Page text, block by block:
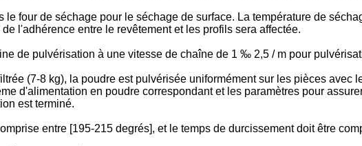
four de séchage pour le séchage de surface. La température de
l'adhérence entre le revêtement et les profils sera affectée.
de pulvérisation à une vitesse de chaîne de 1 ‰ 2,5 / m pour
(7-8 kg), la poudre est pulvérisée uniformément sur les pièces avec
d'alimentation en poudre correspondant et les paramètres pour
est terminé.
entre [195-215 degrés], et le temps de durcissement doit être